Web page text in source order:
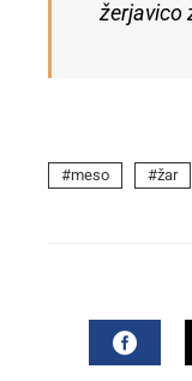
žerjavico
meso žar